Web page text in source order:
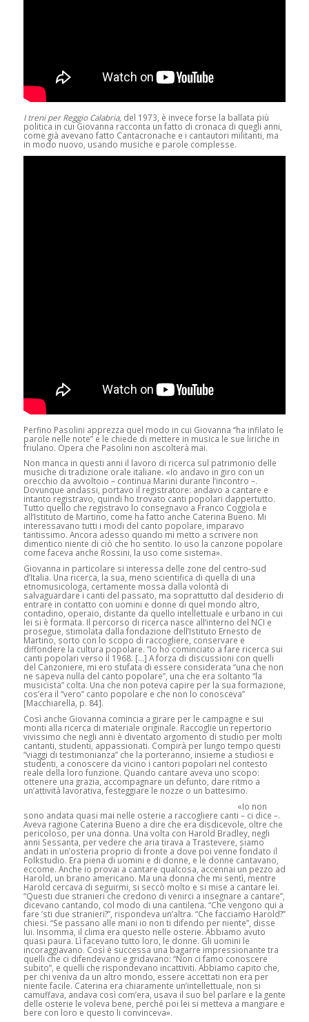
I treni per Reggio Calabria, del 1973, è invece forse la ballata più
politica in cui Giovanna racconta un fatto di cronaca di quegli anni,
come già avevano fatto Cantacronache e i cantautori militanti, ma
in modo nuovo, usando musiche e parole complesse.
Perfino Pasolini apprezza quel modo in cui Giovanna “ha infilato le
parole nelle note” e le chiede di mettere in musica le sue liriche in
friulano. Opera che Pasolini non ascolterà mai.
Non manca in questi anni il lavoro di ricerca sul patrimonio delle
musiche di tradizione orale italiane. «Io andavo in giro con un
orecchio da avvoltoio – continua Marini durante l’incontro –.
Dovunque andassi, portavo il registratore: andavo a cantare e
intanto registravo, quindi ho trovato canti popolari dappertutto.
Tutto quello che registravo lo consegnavo a Franco Coggiola e
all’Istituto de Martino, come ha fatto anche Caterina Bueno. Mi
interessavano tutti i modi del canto popolare, imparavo
tantissimo. Ancora adesso quando mi metto a scrivere non
dimentico niente di ciò che ho sentito. Io uso la canzone popolare
come faceva anche Rossini, la uso come sistema».
Giovanna in particolare si interessa delle zone del centro-sud
d’Italia. Una ricerca, la sua, meno scientifica di quella di una
etnomusicologa, certamente mossa dalla volontà di
salvaguardare i canti del passato, ma soprattutto dal desiderio di
entrare in contatto con uomini e donne di quel mondo altro,
contadino, operaio, distante da quello intellettuale e urbano in cui
lei si è formata. Il percorso di ricerca nasce all’interno del NCI e
prosegue, stimolata dalla fondazione dell’Istituto Ernesto de
Martino, sorto con lo scopo di raccogliere, conservare e
diffondere la cultura popolare. “Io ho cominciato a fare ricerca sui
canti popolari verso il 1968. […] A forza di discussioni con quelli
del Canzoniere, mi ero stufata di essere considerata “una che non
ne sapeva nulla del canto popolare”, una che era soltanto “la
musicista” colta. Una che non poteva capire per la sua formazione,
cos’era il “vero” canto popolare e che non lo conosceva”
[Macchiarella, p. 84].
Così anche Giovanna comincia a girare per le campagne e sui
monti alla ricerca di materiale originale. Raccoglie un repertorio
vivissimo che negli anni è diventato argomento di studio per molti
cantanti, studenti, appassionati. Compirà per lungo tempo questi
“viaggi di testimonianza” che la porteranno, insieme a studiosi e
studenti, a conoscere da vicino i cantori popolari nel contesto
reale della loro funzione. Quando cantare aveva uno scopo:
ottenere una grazia, accompagnare un defunto, dare ritmo a
un’attività lavorativa, festeggiare le nozze o un battesimo.
«Io non
sono andata quasi mai nelle osterie a raccogliere canti – ci dice –.
Aveva ragione Caterina Bueno a dire che era disdicevole, oltre che
pericoloso, per una donna. Una volta con Harold Bradley, negli
anni Sessanta, per vedere che aria tirava a Trastevere, siamo
andati in un’osteria proprio di fronte a dove poi venne fondato il
Folkstudio. Era piena di uomini e di donne, e le donne cantavano,
eccome. Anche io provai a cantare qualcosa, accennai un pezzo ad
Harold, un brano americano. Ma una donna che mi sentì, mentre
Harold cercava di seguirmi, si seccò molto e si mise a cantare lei.
“Questi due stranieri che credono di venirci a insegnare a cantare”,
dicevano cantando, col modo di una cantilena. “Che vengono qui a
fare ’sti due stranieri?”, rispondeva un’altra. “Che facciamo Harold?”
chiesi. “Se passano alle mani io non ti difendo per niente”, disse
lui. Insomma, il clima era questo nelle osterie. Abbiamo avuto
quasi paura. Lì facevano tutto loro, le donne. Gli uomini le
incoraggiavano. Così è successa una bagarre impressionante tra
quelli che ci difendevano e gridavano: “Non ci famo conoscere
subito”, e quelli che rispondevano incattiviti. Abbiamo capito che,
per chi veniva da un altro mondo, essere accettati non era per
niente facile. Caterina era chiaramente un’intellettuale, non si
camuffava, andava così com’era, usava il suo bel parlare e la gente
delle osterie le voleva bene, perché poi lei si metteva a mangiare e
bere con loro e questo li convinceva».